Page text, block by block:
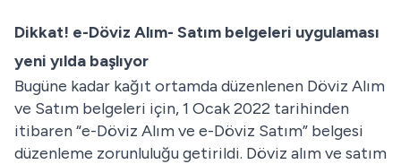
Dikkat! e-Döviz Alım- Satım belgeleri uygulaması
yeni yılda başlıyor
Bugüne kadar kağıt ortamda düzenlenen Döviz Alım
ve Satım belgeleri için, 1 Ocak 2022 tarihinden
itibaren “e-Döviz Alım ve e-Döviz Satım” belgesi
düzenleme zorunluluğu getirildi. Döviz alım ve satım